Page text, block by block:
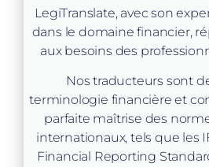
LegiTranslate, avec son
dans le domaine financier,
aux besoins des
Nos traducteurs sont
terminologie financière et
parfaite maîtrise des
internationaux, tels que les
Financial Reporting